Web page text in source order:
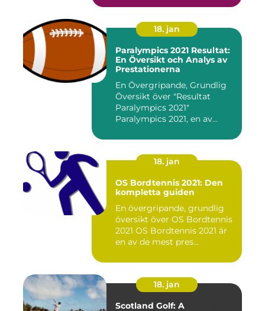
18. jan
Paralympics 2021 Resultat:
En Översikt och Analys av
Prestationerna
En Övergripande, Grundlig
Översikt över "Resultat
Paralympics 2021"
Paralympics 2021, en av
18. jan
OS Bordtennis 2021: Den
kompletta guiden
En övergripande, grundlig
översikt över OS Bordtennis
2021 OS Bordtennis 2021 är
en av de mest pres...
18. jan
Scotland Golf: A